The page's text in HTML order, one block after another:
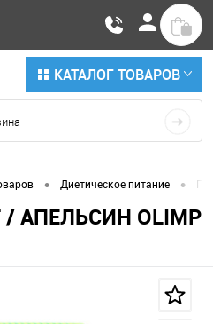
КАТАЛОГ ТОВАРОВ
• Диетическое питание •
АПЕЛЬСИН OLIMP